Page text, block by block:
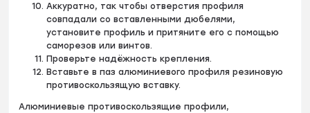
Аккуратно, так чтобы отверстия профиля
совпадали со вставленными дюбелями,
установите профиль и притяните его с помощью
саморезов или винтов.
Проверьте надёжность крепления.
Вставьте в паз алюминиевого профиля резиновую
противоскользящую вставку.
Алюминиевые противоскользящие профили,